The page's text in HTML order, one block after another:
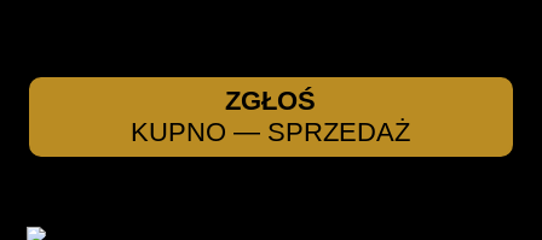
ZGŁOŚ
KUPNO — SPRZEDAŻ